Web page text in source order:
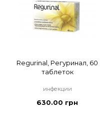
Regurinal, Регуринал, 60
таблеток
инфекции
630.00 грн